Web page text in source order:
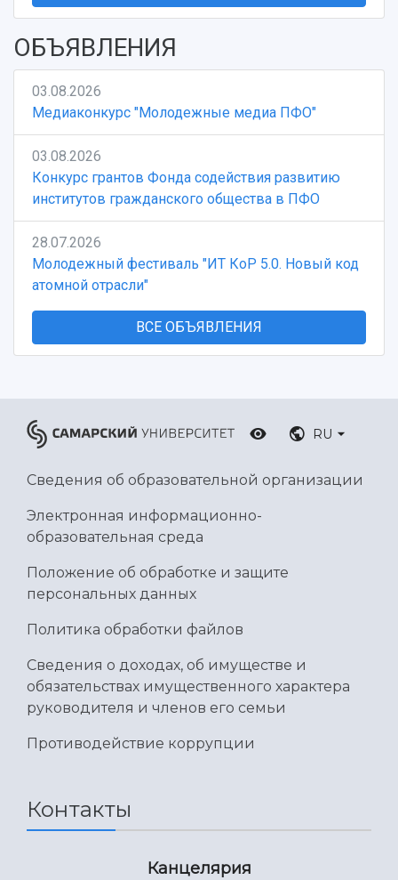
ОБЪЯВЛЕНИЯ
03.08.2026
Медиаконкурс "Молодежные медиа ПФО"
03.08.2026
Конкурс грантов Фонда содействия развитию
институтов гражданского общества в ПФО
28.07.2026
Молодежный фестиваль "ИТ КоР 5.0. Новый код
атомной отрасли"
ВСЕ ОБЪЯВЛЕНИЯ
RU
Сведения об образовательной организации
Электронная информационно-
образовательная среда
Положение об обработке и защите
персональных данных
Политика обработки файлов
Сведения о доходах, об имуществе и
обязательствах имущественного характера
руководителя и членов его семьи
Противодействие коррупции
Контакты
Канцелярия